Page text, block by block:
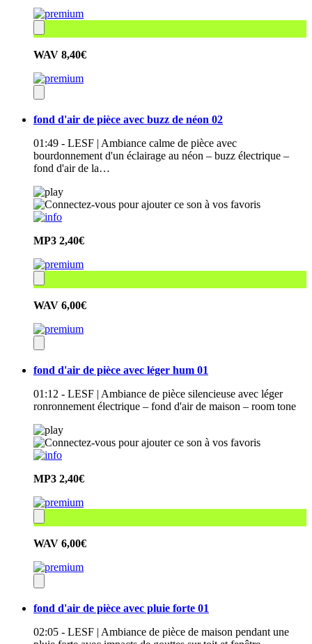
WAV 8,40€
fond d'air de pièce avec buzz de néon 02
01:49 - LESF | Ambiance calme de pièce avec
bourdonnement d'un éclairage au néon – buzz électrique –
fond d'air de la…
MP3 2,40€
WAV 6,00€
fond d'air de pièce avec léger hum 01
01:12 - LESF | Ambiance de pièce silencieuse avec léger
ronronnement électrique – fond d'air de maison – room tone
MP3 2,40€
WAV 6,00€
fond d'air de pièce avec pluie forte 01
02:05 - LESF | Ambiance de pièce de maison pendant une